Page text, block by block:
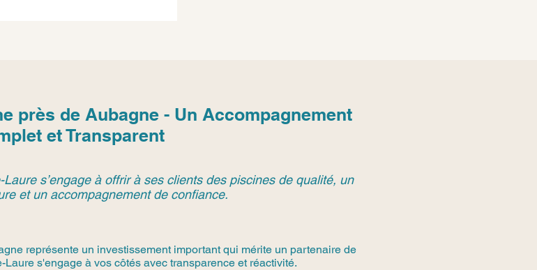
près de Aubagne - Un Accompagnement
et Transparent
s’engage à offrir à ses clients des piscines de qualité, un
et un accompagnement de confiance.
représente un investissement important qui mérite un partenaire de
s'engage à vos côtés avec transparence et réactivité.